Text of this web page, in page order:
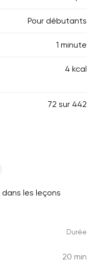
Pour débutants
1 minute
4 kcal
72 sur 442
dans les leçons
Durée
20 min